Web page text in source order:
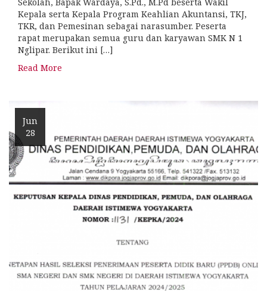
Kepala serta Kepala Program Keahlian Akuntansi, TKJ,
TKR, dan Pemesinan sebagai narasumber. Peserta
rapat merupakan semua guru dan karyawan SMK N 1
Nglipar. Berikut ini […]
Read More
Jun
28